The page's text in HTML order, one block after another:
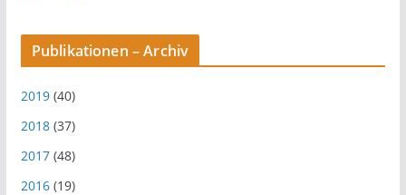
Publikationen – Archiv
2019(40)
2018(37)
2017(48)
2016(19)